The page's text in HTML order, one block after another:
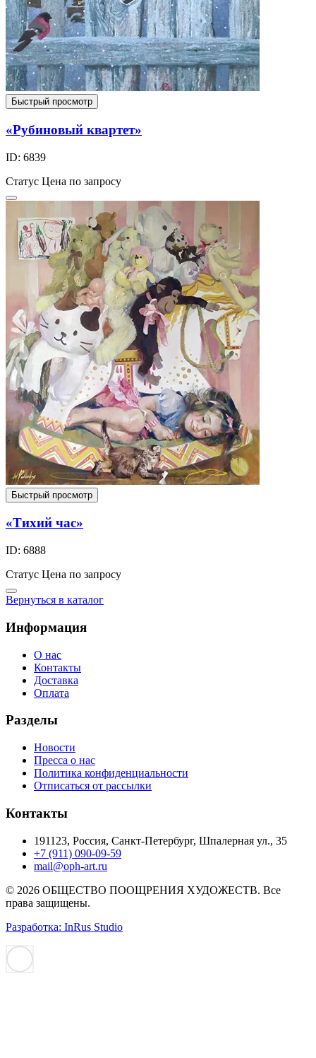
Быстрый просмотр
«Рубиновый квартет»
ID: 6839
Статус Цена по запросу
Быстрый просмотр
«Тихий час»
ID: 6888
Статус Цена по запросу
Вернуться в каталог
Информация
О нас
Контакты
Доставка
Оплата
Разделы
Новости
Пресса о нас
Политика конфиденциальности
Отписаться от рассылки
Контакты
191123, Россия, Санкт-Петербург, Шпалерная ул., 35
+7 (911) 090-09-59
mail@oph-art.ru
© 2026 ОБЩЕСТВО ПООЩРЕНИЯ ХУДОЖЕСТВ. Все
права защищены.
Разработка: InRus Studio